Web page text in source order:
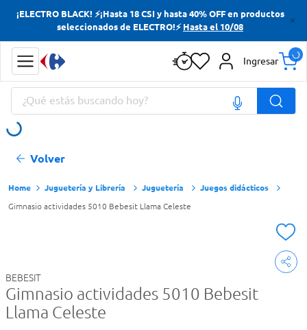
¡ELECTRO BLACK! ⚡¡Hasta 18 CSI y hasta 40% OFF en productos
seleccionados de ELECTRO!⚡ Hasta el 10/08
Ingresar
¿Qué estás buscando hoy?
Volver
Juguetería y Librería Juguetería Juegos didácticos
Gimnasio actividades 5010 Bebesit Llama Celeste
BEBESIT
Gimnasio actividades 5010 Bebesit
Llama Celeste
Términos más buscados
Yerba
Cerveza
Papas Fritas
Términos más buscados
Yerba
Cerveza
Papas Fritas